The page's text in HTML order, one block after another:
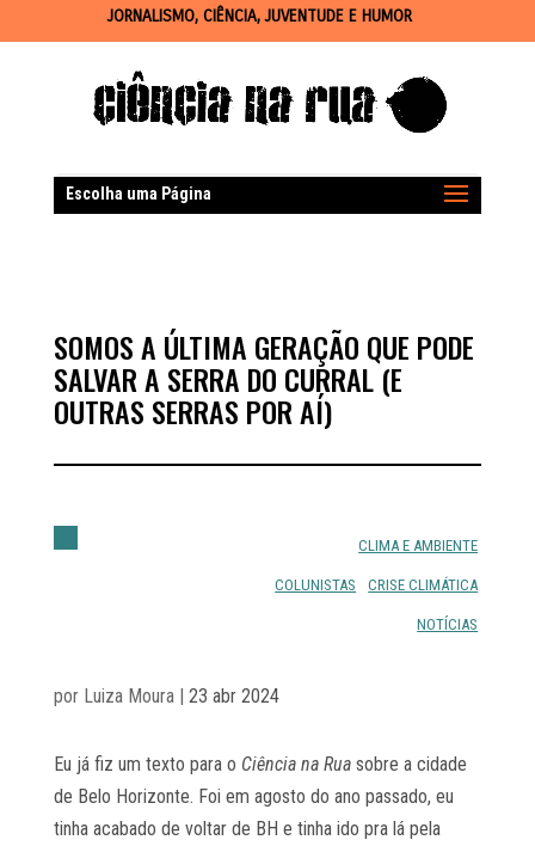
JORNALISMO, CIÊNCIA, JUVENTUDE E HUMOR
Escolha uma Página
SOMOS A ÚLTIMA GERAÇÃO QUE PODE
SALVAR A SERRA DO CURRAL (E
OUTRAS SERRAS POR AÍ)
CLIMA E AMBIENTE
COLUNISTAS CRISE CLIMÁTICA
NOTÍCIAS
por Luiza Moura| 23 abr 2024
Eu já fiz um texto para o Ciência na Ruasobre a cidade
de Belo Horizonte. Foi em agosto do ano passado, eu
tinha acabado de voltar de BH e tinha ido pra lá pela